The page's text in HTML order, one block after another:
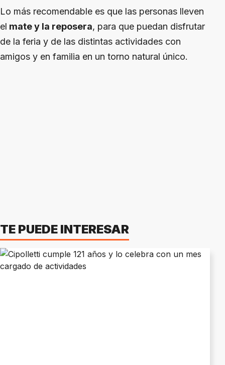
Lo más recomendable es que las personas lleven
el mate y la reposera, para que puedan disfrutar
de la feria y de las distintas actividades con
amigos y en familia en un torno natural único.
TE PUEDE INTERESAR